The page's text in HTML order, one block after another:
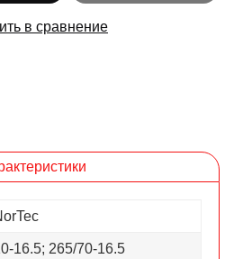
в сравнение
16.5; 265/70-16.5